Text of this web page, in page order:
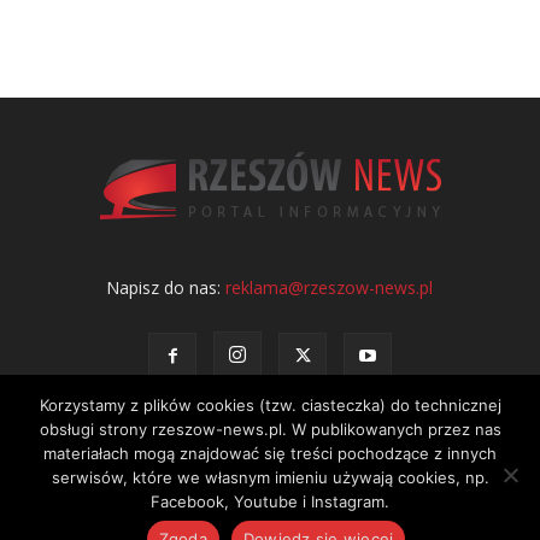
Napisz do nas:reklama@rzeszow-news.pl
Kontakt Polityka prywatności Regulamin portalu
© NEWS Sp. z o.o. - wydawca portalu Rzeszów News. Wszystkie prawa
Korzystamy z plików cookies (tzw. ciasteczka) do technicznej
obsługi strony rzeszow-news.pl. W publikowanych przez nas
materiałach mogą znajdować się treści pochodzące z innych
serwisów, które we własnym imieniu używają cookies, np.
Facebook, Youtube i Instagram.